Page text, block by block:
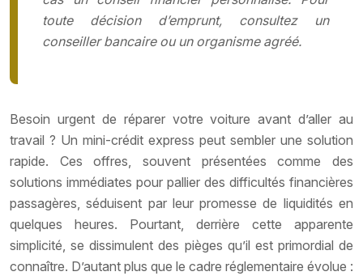
toute décision d’emprunt, consultez un
conseiller bancaire ou un organisme agréé.
Besoin urgent de réparer votre voiture avant d’aller au
travail ? Un mini-crédit express peut sembler une solution
rapide. Ces offres, souvent présentées comme des
solutions immédiates pour pallier des difficultés financières
passagères, séduisent par leur promesse de liquidités en
quelques heures. Pourtant, derrière cette apparente
simplicité, se dissimulent des pièges qu’il est primordial de
connaître. D’autant plus que le cadre réglementaire évolue :